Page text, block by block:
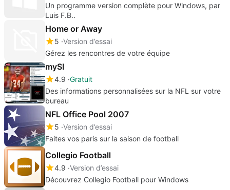
Un programme version complète pour Windows, par
Luis F.B..
Home or Away
5 Version d’essai
Gérez les rencontres de votre équipe
mySI
4.9 Gratuit
Des informations personnalisées sur la NFL sur votre
bureau
NFL Office Pool 2007
5 Version d’essai
Faites vos paris sur la saison de football
Collegio Football
4.9 Version d’essai
Découvrez Collegio Football pour Windows